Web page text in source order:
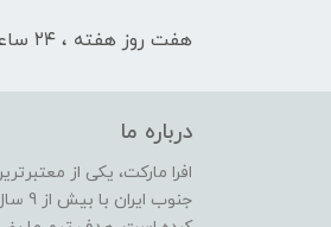
هفت روز هفته ، ۲۴ ساعت شبانه‌روز پاسخگوی شما هستیم
درباره ما
افرا مارکت، یکی از